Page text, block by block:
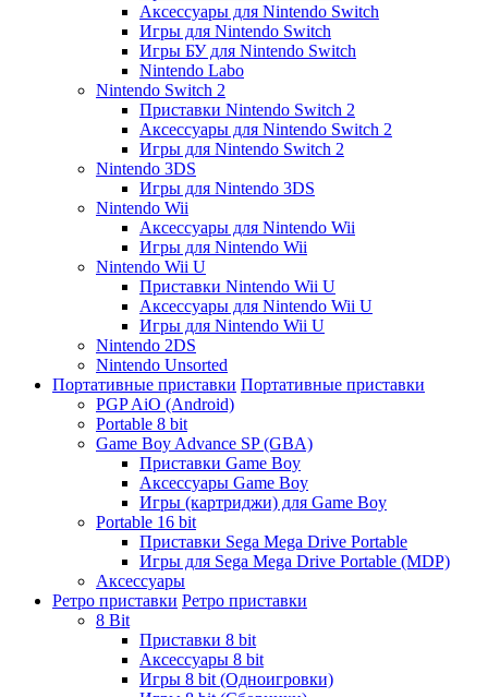
Аксессуары для Nintendo Switch
Игры для Nintendo Switch
Игры БУ для Nintendo Switch
Nintendo Labo
Nintendo Switch 2
Приставки Nintendo Switch 2
Аксессуары для Nintendo Switch 2
Игры для Nintendo Switch 2
Nintendo 3DS
Игры для Nintendo 3DS
Nintendo Wii
Аксессуары для Nintendo Wii
Игры для Nintendo Wii
Nintendo Wii U
Приставки Nintendo Wii U
Аксессуары для Nintendo Wii U
Игры для Nintendo Wii U
Nintendo 2DS
Nintendo Unsorted
Портативные приставки Портативные приставки
PGP AiO (Android)
Portable 8 bit
Game Boy Advance SP (GBA)
Приставки Game Boy
Аксессуары Game Boy
Игры (картриджи) для Game Boy
Portable 16 bit
Приставки Sega Mega Drive Portable
Игры для Sega Mega Drive Portable (MDP)
Аксессуары
Ретро приставки Ретро приставки
8 Bit
Приставки 8 bit
Аксессуары 8 bit
Игры 8 bit (Одноигровки)